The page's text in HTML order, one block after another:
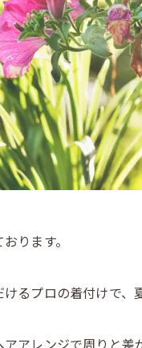
ります。
るプロの着付けで、